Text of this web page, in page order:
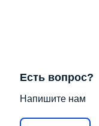
Есть вопрос?
Напишите нам